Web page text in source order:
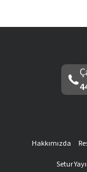
Hakkımızda
Setur